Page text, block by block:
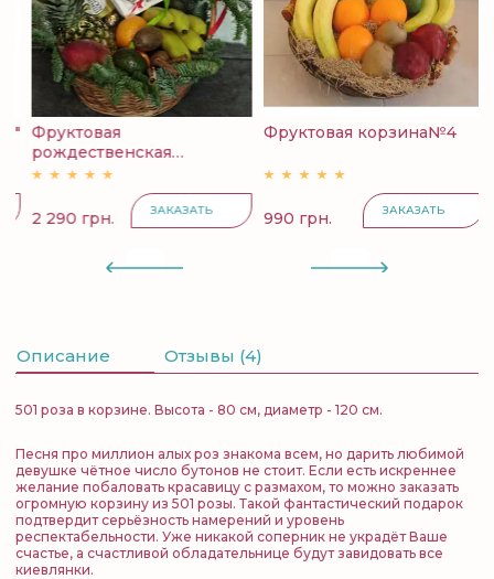
Фруктовая
рождественская
корзина...
2 290 грн. ЗАКАЗАТЬ
Фруктовая корзина№4
990 грн. ЗАКАЗАТЬ
Описание Отзывы (4)
501 роза в корзине. Высота - 80 см, диаметр - 120 см.
Песня про миллион алых роз знакома всем, но дарить любимой
девушке чётное число бутонов не стоит. Если есть искреннее
желание побаловать красавицу с размахом, то можно заказать
огромную корзину из 501 розы. Такой фантастический подарок
подтвердит серьёзность намерений и уровень
респектабельности. Уже никакой соперник не украдёт Ваше
счастье, а счастливой обладательнице будут завидовать все
киевлянки.